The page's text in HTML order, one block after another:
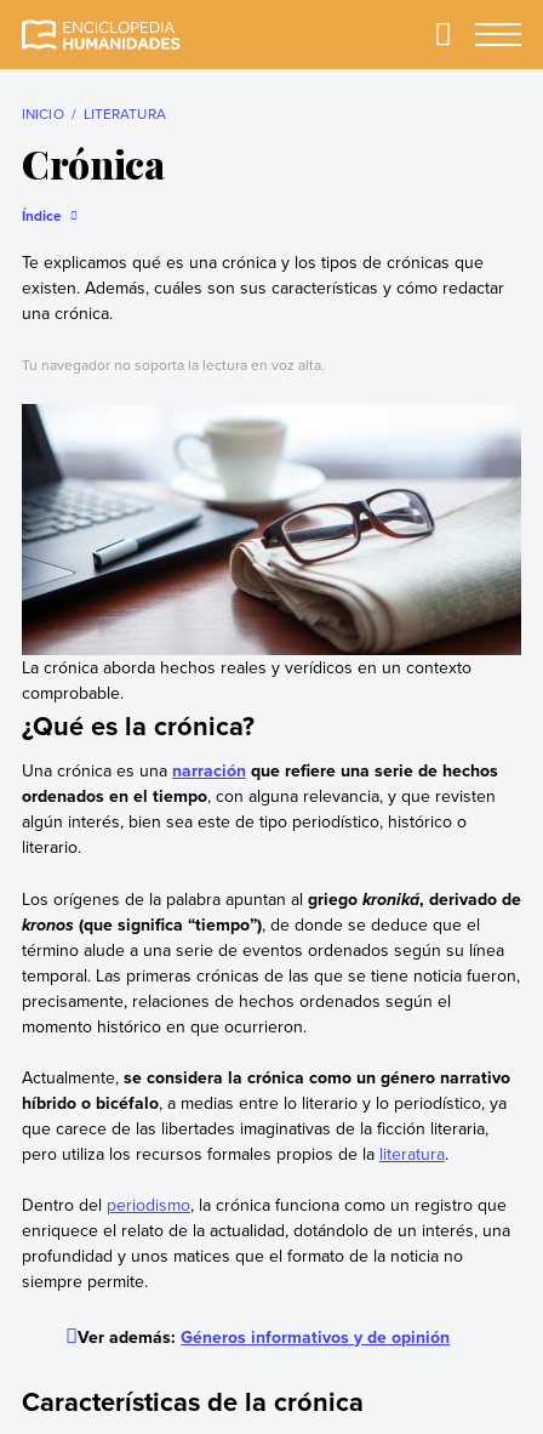
completa y más
Primary
INICIO LITERATURA
Crónica
Índice
Te explicamos qué es una crónica y los tipos de crónicas que
existen. Además, cuáles son sus características y cómo redactar
una crónica.
Tu navegador no soporta la lectura en voz alta.
La crónica aborda hechos reales y verídicos en un contexto
comprobable.
¿Qué es la crónica?
Una crónica es una narraciónque refiere una serie de hechos
ordenados en el tiempo, con alguna relevancia, y que revisten
algún interés, bien sea este de tipo periodístico, histórico o
literario.
Los orígenes de la palabra apuntan al griego kroniká, derivado de
kronos(que significa “tiempo”), de donde se deduce que el
término alude a una serie de eventos ordenados según su línea
temporal. Las primeras crónicas de las que se tiene noticia fueron,
precisamente, relaciones de hechos ordenados según el
momento histórico en que ocurrieron.
Actualmente,se considera la crónica como un género narrativo
híbrido o bicéfalo, a medias entre lo literario y lo periodístico, ya
que carece de las libertades imaginativas de la ficción literaria,
pero utiliza los recursos formales propios de la literatura.
Dentro del periodismo, la crónica funciona como un registro que
enriquece el relato de la actualidad, dotándolo de un interés, una
profundidad y unos matices que el formato de la noticia no
siempre permite.
Ver además:Géneros informativos y de opinión
Características de la crónica